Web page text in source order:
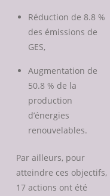
Réduction de 8.8 %
des émissions de
GES,
Augmentation de
50.8 % de la
production
d’énergies
renouvelables.
Par ailleurs, pour
atteindre ces objectifs,
17 actions ont été